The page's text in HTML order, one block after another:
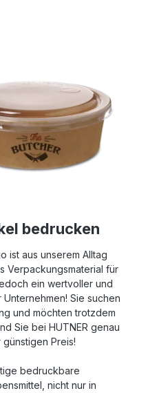
bedrucken
ist aus unserem Alltag
Verpackungsmaterial für
ein wertvoller und
Sie suchen
und möchten trotzdem
Sie bei HUTNER genau
Preis!
bedruckbare
nicht nur in